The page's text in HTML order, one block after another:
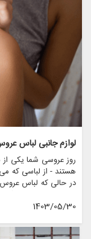
لوازم جانبی لباس
روز عروسی شما یکی
هستند - از لباسی که
در حالی که لباس
می تواند مجموعه
مقاله، نحوه تزیین
مزون چرخچی چگونه
1403/05/30